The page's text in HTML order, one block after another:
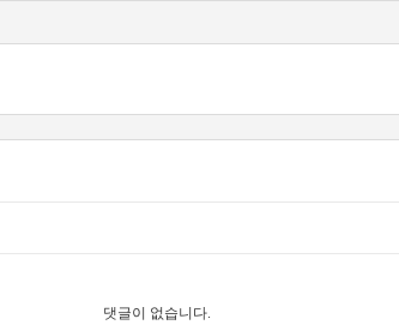
댓글이 없습니다.